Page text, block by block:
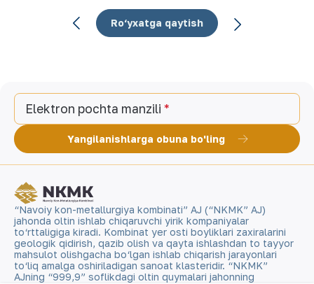
Ro‘yxatga qaytish
Elektron pochta manzili
Yangilanishlarga obuna bo'ling
“Navoiy kon-metallurgiya kombinati” AJ (“NKMK” AJ)
jahonda oltin ishlab chiqaruvchi yirik kompaniyalar
to‘rttaligiga kiradi. Kombinat yer osti boyliklari zaxiralarini
geologik qidirish, qazib olish va qayta ishlashdan to tayyor
mahsulot olishgacha bo‘lgan ishlab chiqarish jarayonlari
to‘liq amalga oshiriladigan sanoat klasteridir. “NKMK”
AJning “999,9” soflikdagi oltin quymalari jahonning